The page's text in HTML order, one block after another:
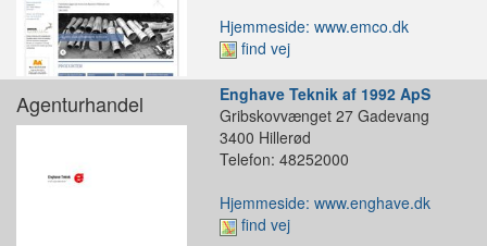
Hjemmeside: www.emco.dk
find vej
Agenturhandel
Enghave Teknik af 1992 ApS
Gribskovvænget 27 Gadevang
3400 Hillerød
Telefon: 48252000
Hjemmeside: www.enghave.dk
find vej